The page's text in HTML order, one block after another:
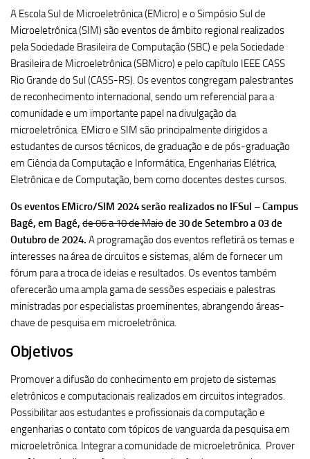
A Escola Sul de Microeletrônica (EMicro) e o Simpósio Sul de
Microeletrônica (SIM) são eventos de âmbito regional realizados
pela Sociedade Brasileira de Computação (SBC) e pela Sociedade
Brasileira de Microeletrônica (SBMicro) e pelo capítulo IEEE CASS
Rio Grande do Sul (CASS-RS). Os eventos congregam palestrantes
de reconhecimento internacional, sendo um referencial para a
comunidade e um importante papel na divulgação da
microeletrônica. EMicro e SIM são principalmente dirigidos a
estudantes de cursos técnicos, de graduação e de pós-graduação
em Ciência da Computação e Informática, Engenharias Elétrica,
Eletrônica e de Computação, bem como docentes destes cursos.
Os eventos EMicro/SIM 2024 serão realizados no IFSul – Campus
Bagé, em Bagé, de 06 a 10 de Maiode 30 de Setembro a 03 de
Outubro de 2024. A programação dos eventos refletirá os temas e
interesses na área de circuitos e sistemas, além de fornecer um
fórum para a troca de ideias e resultados. Os eventos também
oferecerão uma ampla gama de sessões especiais e palestras
ministradas por especialistas proeminentes, abrangendo áreas-
chave de pesquisa em microeletrônica.
Objetivos
Promover a difusão do conhecimento em projeto de sistemas
eletrônicos e computacionais realizados em circuitos integrados.
Possibilitar aos estudantes e profissionais da computação e
engenharias o contato com tópicos de vanguarda da pesquisa em
microeletrônica. Integrar a comunidade de microeletrônica. Prover